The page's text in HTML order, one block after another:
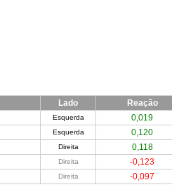
Lado Reação
Esquerda 0,019
Esquerda 0,120
Direita 0,118
Direita -0,123
Direita -0,097